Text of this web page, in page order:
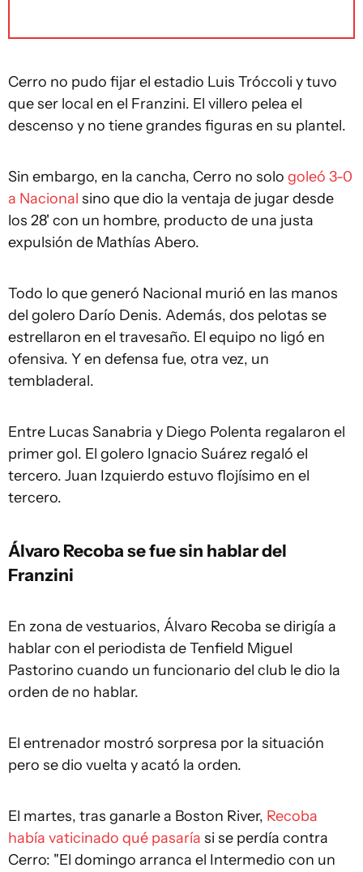
Cerro no pudo fijar el estadio Luis Tróccoli y tuvo
que ser local en el Franzini. El villero pelea el
descenso y no tiene grandes figuras en su plantel.
Sin embargo, en la cancha, Cerro no solo goleó 3-0
a Nacional sino que dio la ventaja de jugar desde
los 28' con un hombre, producto de una justa
expulsión de Mathías Abero.
Todo lo que generó Nacional murió en las manos
del golero Darío Denis. Además, dos pelotas se
estrellaron en el travesaño. El equipo no ligó en
ofensiva. Y en defensa fue, otra vez, un
tembladeral.
Entre Lucas Sanabria y Diego Polenta regalaron el
primer gol. El golero Ignacio Suárez regaló el
tercero. Juan Izquierdo estuvo flojísimo en el
tercero.
Álvaro Recoba se fue sin hablar del
Franzini
En zona de vestuarios, Álvaro Recoba se dirigía a
hablar con el periodista de Tenfield Miguel
Pastorino cuando un funcionario del club le dio la
orden de no hablar.
El entrenador mostró sorpresa por la situación
pero se dio vuelta y acató la orden.
El martes, tras ganarle a Boston River, Recoba
había vaticinado qué pasaría si se perdía contra
Cerro: "El domingo arranca el Intermedio con un